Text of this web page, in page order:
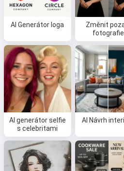
AI Generátor loga
Změnit
fotografie
AI generátor selfie
s celebritami
AI Návrh